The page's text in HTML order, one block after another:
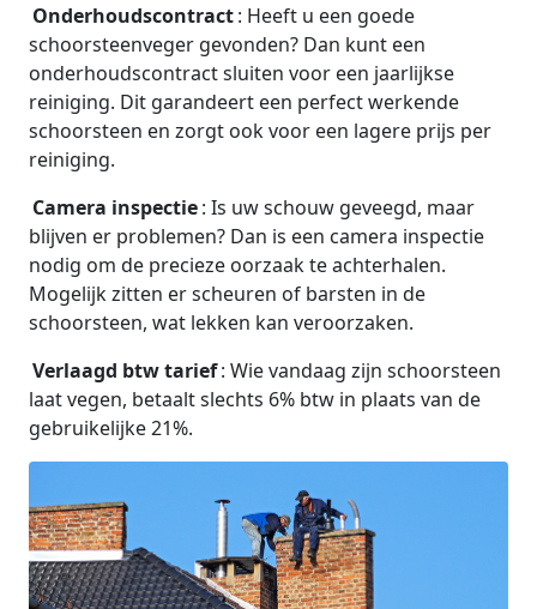
Onderhoudscontract: Heeft u een goede
schoorsteenveger gevonden? Dan kunt een
onderhoudscontract sluiten voor een jaarlijkse
reiniging. Dit garandeert een perfect werkende
schoorsteen en zorgt ook voor een lagere prijs per
reiniging.
Camera inspectie: Is uw schouw geveegd, maar
blijven er problemen? Dan is een camera inspectie
nodig om de precieze oorzaak te achterhalen.
Mogelijk zitten er scheuren of barsten in de
schoorsteen, wat lekken kan veroorzaken.
Verlaagd btw tarief: Wie vandaag zijn schoorsteen
laat vegen, betaalt slechts 6% btw in plaats van de
gebruikelijke 21%.